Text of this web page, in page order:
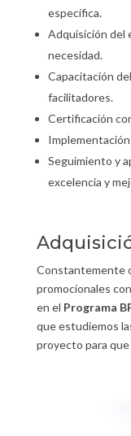
específica.
Adquisición del
necesidad.
Capacitación
facilitadores.
Certificación
Seguimiento y
excelencia y
Constantemente
promocionales
en el Programa
que estudiemos
proyecto para